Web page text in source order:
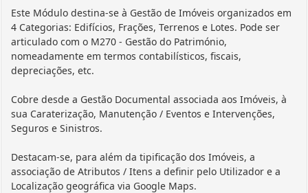
Este Módulo destina-se à Gestão de Imóveis organizados em
4 Categorias: Edifícios, Frações, Terrenos e Lotes. Pode ser
articulado com o M270 - Gestão do Património,
nomeadamente em termos contabilísticos, fiscais,
depreciações, etc.
Cobre desde a Gestão Documental associada aos Imóveis, à
sua Caraterização, Manutenção / Eventos e Intervenções,
Seguros e Sinistros.
Destacam-se, para além da tipificação dos Imóveis, a
associação de Atributos / Itens a definir pelo Utilizador e a
Localização geográfica via Google Maps.